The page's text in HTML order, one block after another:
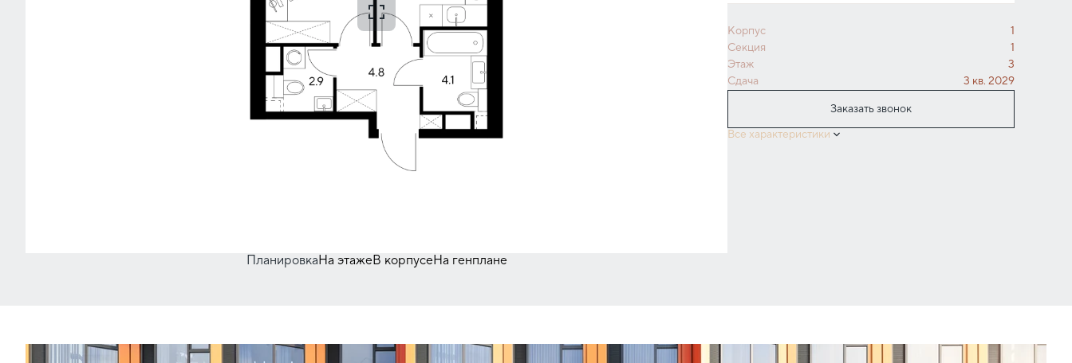
ПланировкаНа этажеВ корпусеНа генплане
Корпус
1
Секция
1
Этаж
3
Сдача
3 кв. 2029
Заказать звонок
Все характеристики